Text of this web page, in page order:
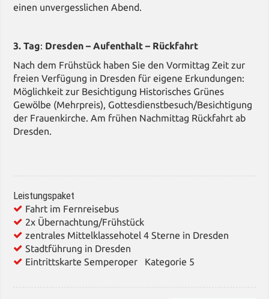
einen unvergesslichen Abend.
3. Tag: Dresden – Aufenthalt – Rückfahrt
Nach dem Frühstück haben Sie den Vormittag Zeit zur
freien Verfügung in Dresden für eigene Erkundungen:
Möglichkeit zur Besichtigung Historisches Grünes
Gewölbe (Mehrpreis), Gottesdienstbesuch/Besichtigung
der Frauenkirche. Am frühen Nachmittag Rückfahrt ab
Dresden.
Leistungspaket
Fahrt im Fernreisebus
2x Übernachtung/Frühstück
zentrales Mittelklassehotel 4 Sterne in Dresden
Stadtführung in Dresden
Eintrittskarte Semperoper Kategorie 5